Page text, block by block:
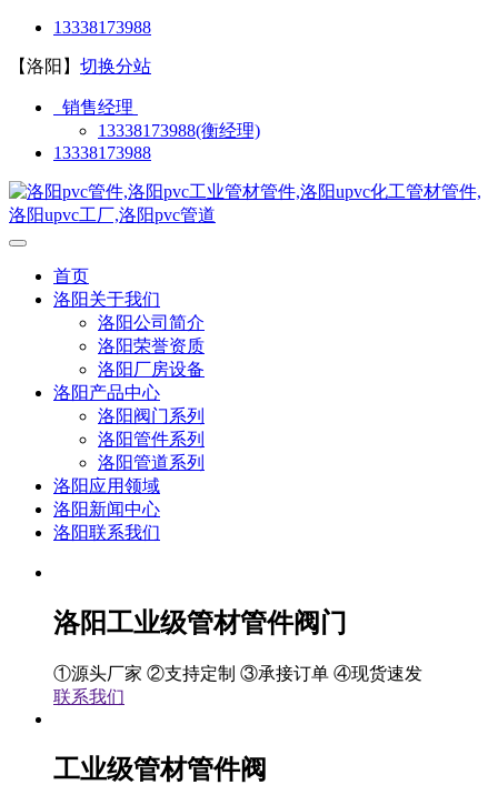
13338173988
【洛阳】 切换分站
销售经理
13338173988(衡经理)
13338173988
首页
洛阳关于我们
洛阳公司简介
洛阳荣誉资质
洛阳厂房设备
洛阳产品中心
洛阳阀门系列
洛阳管件系列
洛阳管道系列
洛阳应用领域
洛阳新闻中心
洛阳联系我们
洛阳工业级管材管件阀门
①源头厂家 ②支持定制 ③承接订单 ④现货速发
联系我们
工业级管材管件阀